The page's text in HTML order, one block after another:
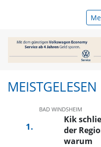
MEISTGELESEN
BAD WINDSHEIM
Kik
der
warum